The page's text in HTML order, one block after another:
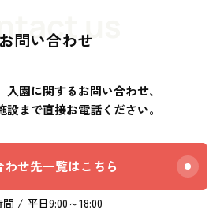
us
お問い合わせ
園に関するお問い合わせ、
まで直接お電話ください。
わせ先一覧はこちら
/ 平日9:00～18:00